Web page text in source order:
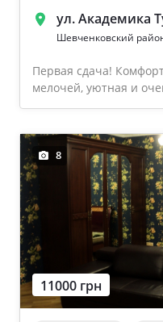
ул. Академика
Шевченковский
Первая сдача!
мелочей, уютная и
8
11000 грн